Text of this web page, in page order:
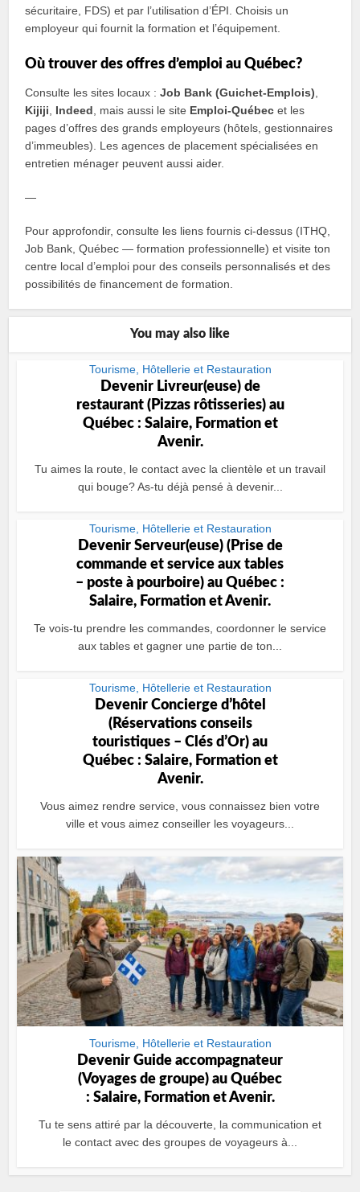
sécuritaire, FDS) et par l’utilisation d’ÉPI. Choisis un
employeur qui fournit la formation et l’équipement.
Où trouver des offres d’emploi au Québec?
Consulte les sites locaux :Job Bank (Guichet‑Emplois)
Kijiji
Indeed , mais aussi le site Emploi‑Québec et les
pages d’offres des grands employeurs (hôtels, gestionnaires
d’immeubles). Les agences de placement spécialisées en
entretien ménager peuvent aussi aider.
—
Pour approfondir, consulte les liens fournis ci‑dessus (ITHQ,
Job Bank, Québec — formation professionnelle) et visite ton
centre local d’emploi pour des conseils personnalisés et des
possibilités de financement de formation.
You may also like
Tourisme, Hôtellerie et Restauration
Devenir Livreur(euse) de
restaurant (Pizzas rôtisseries) au
Québec : Salaire, Formation et
Avenir.
Tu aimes la route, le contact avec la clientèle et un travail
qui bouge? As-tu déjà pensé à devenir...
Tourisme, Hôtellerie et Restauration
Devenir Serveur(euse) (Prise de
commande et service aux tables
– poste à pourboire) au Québec :
Salaire, Formation et Avenir.
Te vois‑tu prendre les commandes, coordonner le service
aux tables et gagner une partie de ton...
Tourisme, Hôtellerie et Restauration
Devenir Concierge dʼhôtel
(Réservations conseils
touristiques – Clés dʼOr) au
Québec : Salaire, Formation et
Avenir.
Vous aimez rendre service, vous connaissez bien votre
ville et vous aimez conseiller les voyageurs...
Tourisme, Hôtellerie et Restauration
Devenir Guide accompagnateur
(Voyages de groupe) au Québec
: Salaire, Formation et Avenir.
Tu te sens attiré par la découverte, la communication et
le contact avec des groupes de voyageurs à...